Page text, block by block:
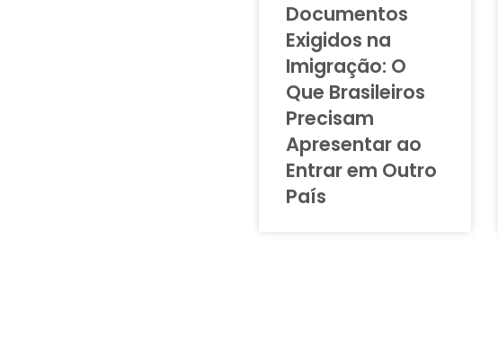
Documentos
Exigidos na
Imigração: O
Que Brasileiros
Precisam
Apresentar ao
Entrar em Outro
País